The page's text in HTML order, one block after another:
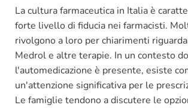
La cultura farmaceutica in Italia è
forte livello di fiducia nei farmacisti.
rivolgono a loro per chiarimenti
Medrol e altre terapie. In un contesto
l'automedicazione è presente, esiste
un'attenzione significativa per le
Le famiglie tendono a discutere le